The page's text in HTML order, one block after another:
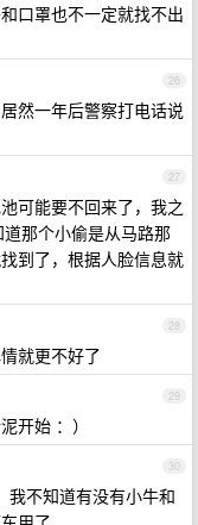
口罩也不一定就找不出
26
然一年后警察打电话说
27
可能要不回来了，我之
那个小偷是从马路那
到了，根据人脸信息就
28
就更不好了
29
开始 ：）
30
我不知道有没有小牛和